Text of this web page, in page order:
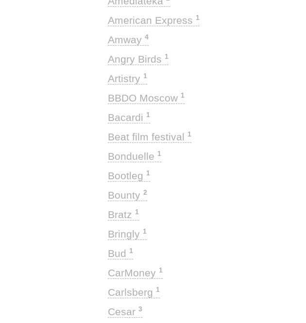
American Express 1
Amway 4
Angry Birds 1
Artistry 1
BBDO Moscow 1
Bacardi 1
Beat film festival 1
Bonduelle 1
Bootleg 1
Bounty 2
Bratz 1
Bringly 1
Bud 1
CarMoney 1
Carlsberg 1
Cesar 3